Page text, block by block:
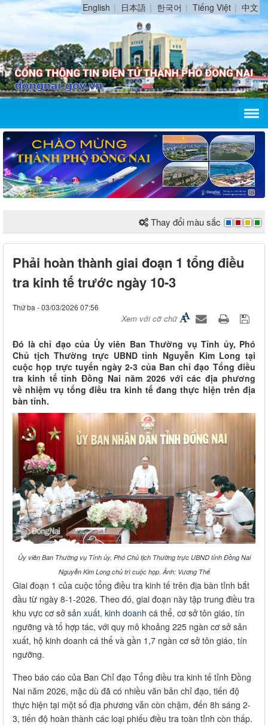
English 日本語 한국어 Tiếng Việt 中文
Thay đổi màu sắc
Phải hoàn thành giai đoạn 1 tổng điều
tra kinh tế trước ngày 10-3
Thứ ba - 03/03/2026 07:56
Xem với cỡ chữ
Đó là chỉ đạo của Ủy viên Ban Thường vụ Tỉnh ủy, Phó
Chủ tịch Thường trực UBND tỉnh Nguyễn Kim Long tại
cuộc họp trực tuyến ngày 2-3 của Ban chỉ đạo Tổng điều
tra kinh tế tỉnh Đồng Nai năm 2026 với các địa phương
về nhiệm vụ tổng điều tra kinh tế đang thực hiện trên địa
bàn tỉnh.
Ủy viên Ban Thường vụ Tỉnh ủy, Phó Chủ tịch Thường trực UBND tỉnh Đồng Nai
Nguyễn Kim Long chủ trì cuộc họp. Ảnh: Vương Thế
Giai đoạn 1 của cuộc tổng điều tra kinh tế trên địa bàn tỉnh bắt
đầu từ ngày 8-1-2026. Theo đó, giai đoạn này tập trung điều tra
khu vực cơ sở sản xuất, kinh doanh cá thể, cơ sở tôn giáo, tín
ngưỡng và tổ hợp tác, với quy mô khoảng 225 ngàn cơ sở sản
xuất, hộ kinh doanh cá thể và gần 1,7 ngàn cơ sở tôn giáo, tín
ngưỡng.
Theo báo cáo của Ban Chỉ đạo Tổng điều tra kinh tế tỉnh Đồng
Nai năm 2026, mặc dù đã có nhiều văn bản chỉ đạo, tiến độ
thực hiện tại một số địa phương vẫn còn chậm, đến 8h sáng 2-
3, tiến độ hoàn thành các loại phiếu điều tra toàn tỉnh còn thấp.